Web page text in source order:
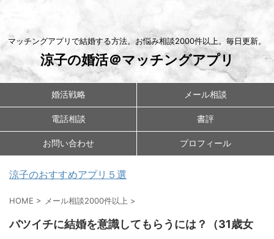
マッチングアプリで結婚する方法。お悩み相談2000件以上。毎日更新。
涼子の婚活＠マッチングアプリ
婚活戦略 メール相談
電話相談 書評
お問い合わせ プロフィール
涼子のおすすめアプリ５選
HOME > メール相談2000件以上 >
バツイチに結婚を意識してもらうには？（31歳女